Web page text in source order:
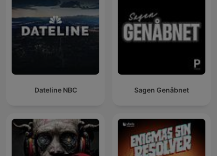
Dateline NBC Sagen Genåbnet